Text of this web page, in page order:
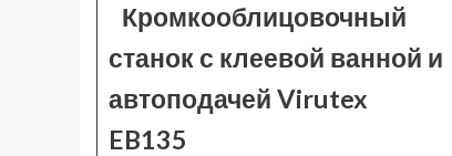
Кромкооблицовочный
станок с клеевой ванной и
автоподачей Virutex
EB135